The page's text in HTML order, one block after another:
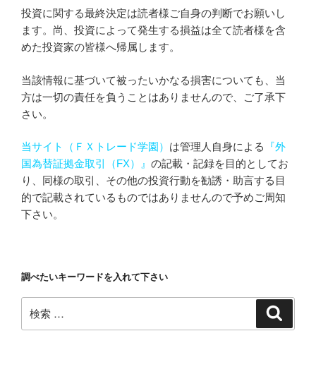
投資に関する最終決定は読者様ご自身の判断でお願いし
ます。尚、投資によって発生する損益は全て読者様を含
めた投資家の皆様へ帰属します。
当該情報に基づいて被ったいかなる損害についても、当
方は一切の責任を負うことはありませんので、ご了承下
さい。
当サイト（ＦＸトレード学園） は管理人自身による
『外
国為替証拠金取引（FX）』 の記載・記録を目的としてお
り、同様の取引、その他の投資行動を勧誘・助言する目
的で記載されているものではありませんので予めご周知
下さい。
調べたいキーワードを入れて下さい
検
索: